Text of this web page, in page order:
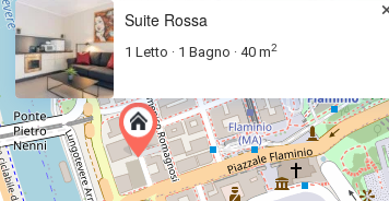
Suite Rossa
1 Letto · 1 Bagno · 40 m2